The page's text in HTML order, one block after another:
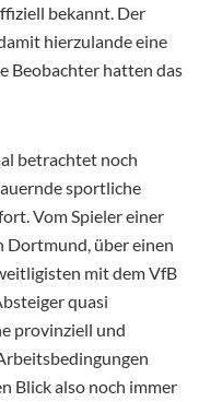
bekannt. Der
hierzulande eine
Beobachter hatten das
betrachtet noch
sportliche
Vom Spieler einer
über einen
mit dem VfB
quasi
provinziell und
Blick also noch immer